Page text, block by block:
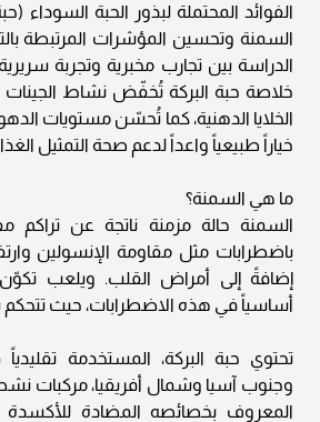
الفوائد المحتملة لبذور الحبة السوداء
السمنة وتحسين المؤشرات المرتبطة
الدراسة بين تجارب مخبرية وتجربة
خلاصة حبة البركة تُخفّض نشاط
الخلايا الدهنية، كما تُحسّن مستويات
خياراً طبيعياً واعداً لدعم صحة التمثيل
ما هي السمنة؟
السمنة حالة مزمنة ناتجة عن تراكم
باضطرابات مثل مقاومة الإنسولين
إضافةً إلى أمراض القلب. ويلعب تكوّن
أساسياً في هذه الاضطرابات، حيث تتحكم
تحتوي حبة البركة، المستخدمة
وجنوب آسيا وشمال أفريقيا، مركبات
المعروف بخصائصه المضادة للأكسدة